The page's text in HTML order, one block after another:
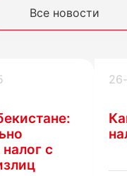
Все новости
с